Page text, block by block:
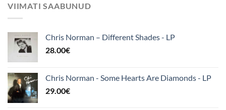
VIIMATI SAABUNUD
Chris Norman – Different Shades - LP
28.00€
Chris Norman - Some Hearts Are Diamonds - LP
29.00€